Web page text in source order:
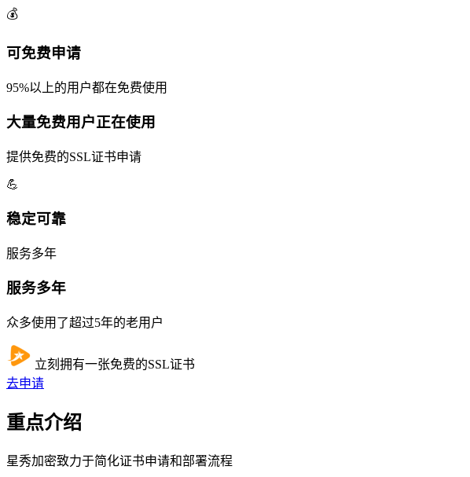
💰
可免费申请
95%以上的用户都在免费使用
大量免费用户正在使用
提供免费的SSL证书申请
💪
稳定可靠
服务多年
服务多年
众多使用了超过5年的老用户
立刻拥有一张免费的SSL证书
去申请
重点介绍
星秀加密致力于简化证书申请和部署流程